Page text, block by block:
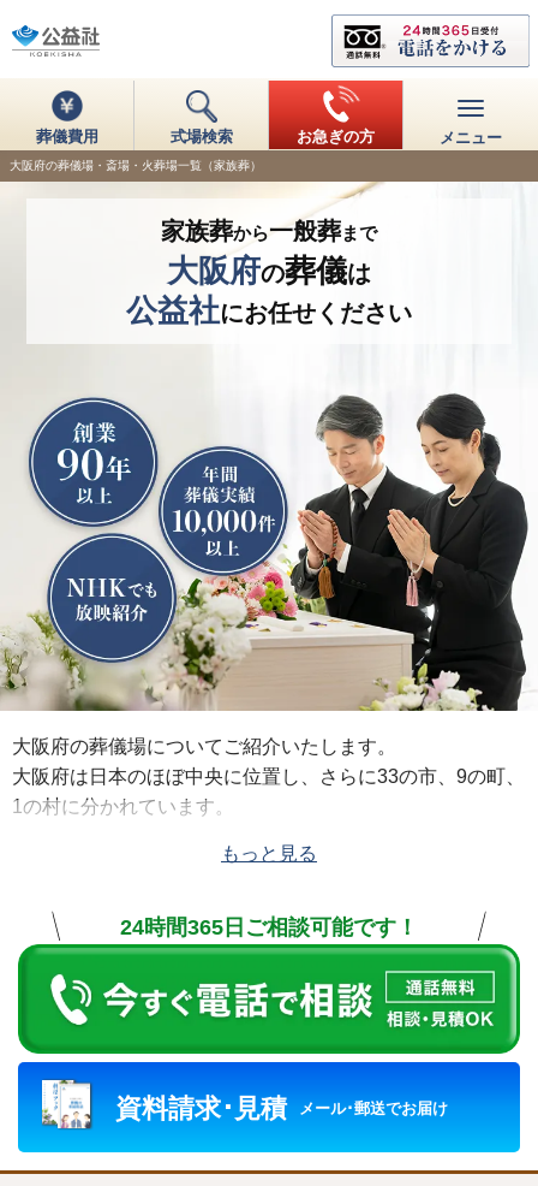
葬儀費用 式場検索 お急ぎの方 メニュー
大阪府の葬儀場・斎場・火葬場一覧（家族葬）
家族葬から一般葬まで
大阪府の葬儀は
公益社にお任せください
大阪府の葬儀場についてご紹介いたします。
大阪府は日本のほぼ中央に位置し、さらに33の市、9の町、
1の村に分かれています。
公益社 城東会館」、「公益社 西田辺会館
」、「 公益社 豊中会館 」、「公益社会館 箕面 」、「公益
社 石橋会館」、「公益社 吹田会館」、「公益社 江坂会
」、「公益社 千里会館」、「 公益社 千里山田会館」、
公益社 高槻会館 」、「公益社 守口会館」、「公益社 香里
園会館
公益社 枚方会
」、「公益社 長尾会館
益社 東大阪会館」、「公益社 共善はびきの会館」、「
野」、「公益社 堺大野芝会館」、「公益社 岸和田会館」の
もっと見る
24時間365日ご相談可能です！
資料請求･見積 メール･郵送でお届け